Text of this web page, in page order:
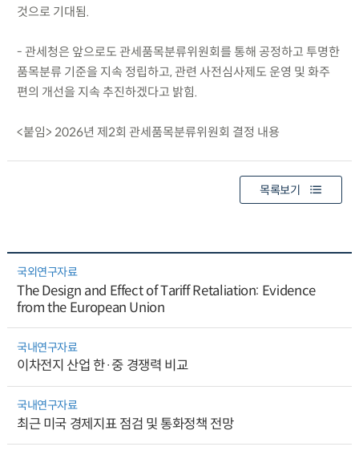
것으로 기대됨.
- 관세청은 앞으로도 관세품목분류위원회를 통해 공정하고 투명한
품목분류 기준을 지속 정립하고, 관련 사전심사제도 운영 및 화주
편의 개선을 지속 추진하겠다고 밝힘.
<붙임> 2026년 제2회 관세품목분류위원회 결정 내용
목록보기
국외연구자료
The Design and Effect of Tariff Retaliation: Evidence
from the European Union
국내연구자료
이차전지 산업 한·중 경쟁력 비교
국내연구자료
최근 미국 경제지표 점검 및 통화정책 전망